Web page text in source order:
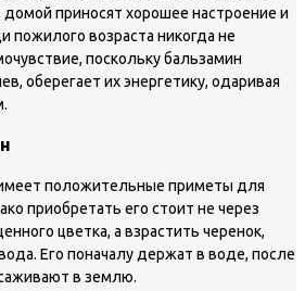
домой приносят хорошее настроение и
пожилого возраста никогда не
поскольку бальзамин
оберегает их энергетику, одаривая
положительные приметы для
приобретать его стоит не через
цветка, а взрастить черенок,
Его поначалу держат в воде, после
в землю.